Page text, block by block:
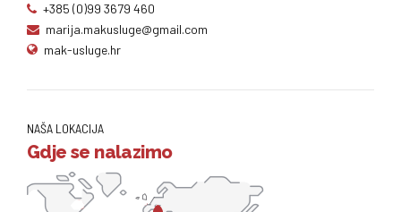
+385 (0)99 3679 460
marija.makusluge@gmail.com
mak-usluge.hr
NAŠA LOKACIJA
Gdje se nalazimo